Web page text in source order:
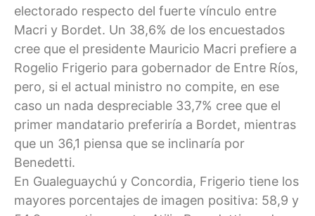
electorado respecto del fuerte vínculo entre
Macri y Bordet. Un 38,6% de los encuestados
cree que el presidente Mauricio Macri prefiere a
Rogelio Frigerio para gobernador de Entre Ríos,
pero, si el actual ministro no compite, en ese
caso un nada despreciable 33,7% cree que el
primer mandatario preferiría a Bordet, mientras
que un 36,1 piensa que se inclinaría por
Benedetti.
En Gualeguaychú y Concordia, Frigerio tiene los
mayores porcentajes de imagen positiva: 58,9 y